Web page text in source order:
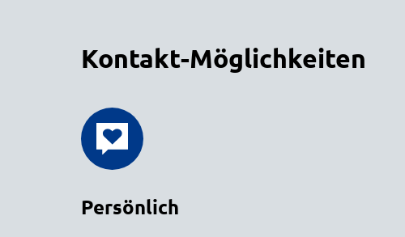
Kontakt-Möglichkeiten
Persönlich